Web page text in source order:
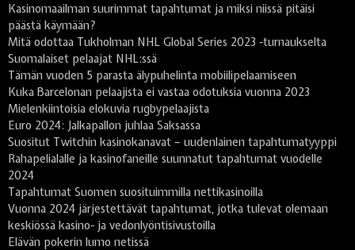
Kasinomaailman suurimmat tapahtumat ja miksi niissä pitäisi
päästä käymään?
Mitä odottaa Tukholman NHL Global Series 2023 -turnaukselta
Suomalaiset pelaajat NHL:ssä
Tämän vuoden 5 parasta älypuhelinta mobiilipelaamiseen
Kuka Barcelonan pelaajista ei vastaa odotuksia vuonna 2023
Mielenkiintoisia elokuvia rugbypelaajista
Euro 2024: Jalkapallon juhlaa Saksassa
Suositut Twitchin kasinokanavat – uudenlainen tapahtumatyyppi
Rahapelialalle ja kasinofaneille suunnatut tapahtumat vuodelle
2024
Tapahtumat Suomen suosituimmilla nettikasinoilla
Vuonna 2024 järjestettävät tapahtumat, jotka tulevat olemaan
keskiössä kasino- ja vedonlyöntisivustoilla
Elävän pokerin lumo netissä